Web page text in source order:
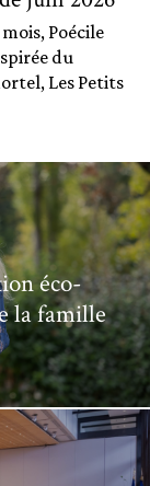
Poécile
du
Les Petits
éco-
la famille